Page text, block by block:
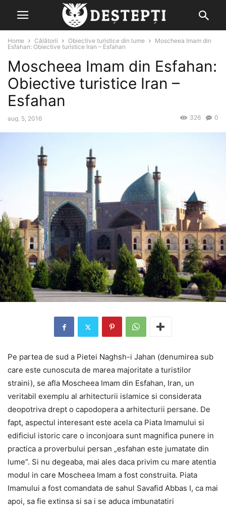
Home Călătorii Obiective turistice din lume
Moscheea Imam din
Esfahan: Obiective turistice Iran – Esfahan
Moscheea Imam din Esfahan:
Obiective turistice Iran –
Esfahan
aug. 5, 2016 0
326
Pe partea de sud a Pietei Naghsh-i Jahan (denumirea sub
care este cunoscuta de marea majoritate a turistilor
straini), se afla Moscheea Imam din Esfahan, Iran, un
veritabil exemplu al arhitecturii islamice si considerata
deopotriva drept o capodopera a arhitecturii persane. De
fapt, aspectul interesant este acela ca Piata Imamului si
edificiul istoric care o inconjoara sunt magnifica punere in
practica a proverbului persan „esfahan este jumatate din
lume”. Si nu degeaba, mai ales daca privim cu mare atentia
modul in care Moscheea Imam a fost construita. Piata
Imamului a fost comandata de sahul Savafid Abbas I, ca mai
apoi, sa fie extinsa si sa i se aduca imbunatatiri